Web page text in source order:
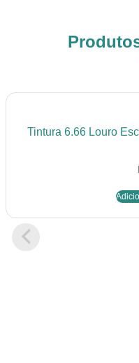
Tintura 6.66 Louro